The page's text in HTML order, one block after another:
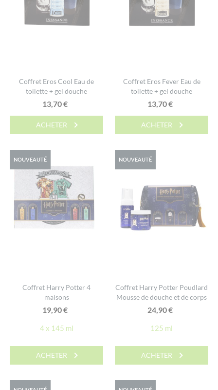
Coffret Eros Cool Eau de
toilette + gel douche
13,70€
ACHETER
Coffret Eros Fever Eau de
toilette + gel douche
13,70€
ACHETER
NOUVEAUTÉ
Coffret Harry Potter 4
maisons
19,90€
4 x 145 ml
ACHETER
NOUVEAUTÉ
Coffret Harry Potter Poudlard
Mousse de douche et de corps
24,90€
125 ml
ACHETER